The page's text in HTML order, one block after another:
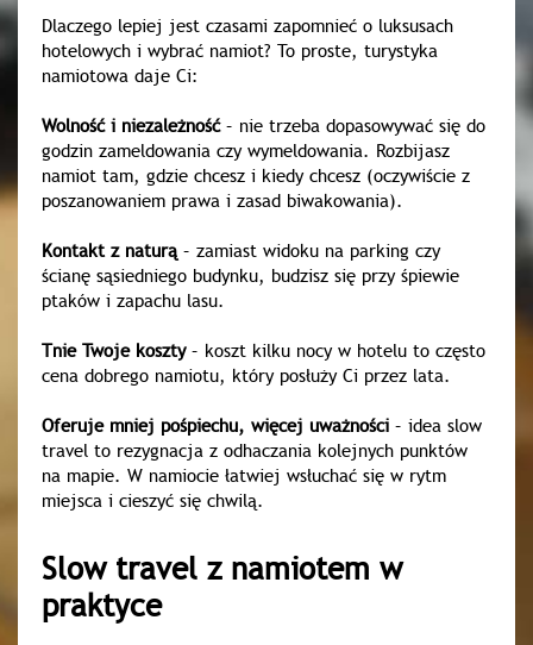
Dlaczego lepiej jest czasami zapomnieć o luksusach
hotelowych i wybrać namiot? To proste, turystyka
namiotowa daje Ci:
Wolność i niezależność– nie trzeba dopasowywać się do
godzin zameldowania czy wymeldowania. Rozbijasz
namiot tam, gdzie chcesz i kiedy chcesz (oczywiście z
poszanowaniem prawa i zasad biwakowania).
Kontakt z naturą – zamiast widoku na parking czy
ścianę sąsiedniego budynku, budzisz się przy śpiewie
ptaków i zapachu lasu.
Tnie Twoje koszty– koszt kilku nocy w hotelu to często
cena dobrego namiotu, który posłuży Ci przez lata.
Oferuje mniej pośpiechu, więcej uważności – idea slow
travel to rezygnacja z odhaczania kolejnych punktów
na mapie. W namiocie łatwiej wsłuchać się w rytm
miejsca i cieszyć się chwilą.
Slow travel z namiotem w
praktyce